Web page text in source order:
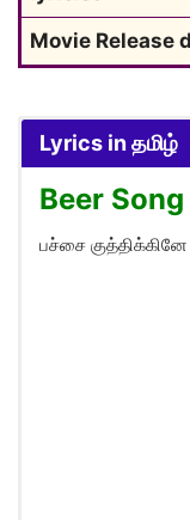
Movie Release
Lyrics in தமிழ்
Beer
பச்சை